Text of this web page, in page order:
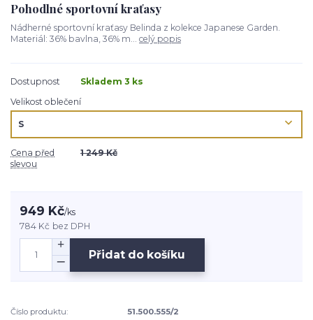
Pohodlné sportovní kraťasy
Nádherné sportovní kraťasy Belinda z kolekce Japanese Garden.
Materiál: 36% bavlna, 36% m... celý popis
Dostupnost
Skladem 3 ks
Velikost oblečení
Cena před
slevou
1 249 Kč
949 Kč/ks
784 Kč bez DPH
Přidat do košíku
Číslo produktu:
51.500.555/2